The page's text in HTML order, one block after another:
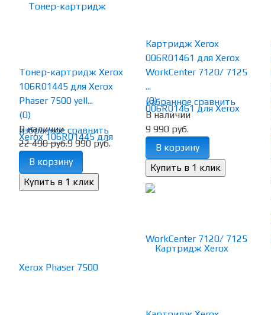
избранное сравнить
Тонер-картридж Xerox
106R01445 для Xerox
Phaser 7500 yell...
(0)
В наличии
22 490 руб.9 990 руб.
В корзину
избранное сравнить
Картридж Xerox
006R01461 для Xerox
WorkCenter 7120/ 7125
...
(0)
В наличии
9 990 руб.
В корзину